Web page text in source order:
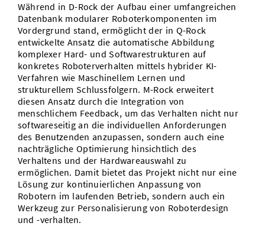
Während in D-Rock der Aufbau einer umfangreichen
Datenbank modularer Roboterkomponenten im
Vordergrund stand, ermöglicht der in Q-Rock
entwickelte Ansatz die automatische Abbildung
komplexer Hard- und Softwarestrukturen auf
konkretes Roboterverhalten mittels hybrider KI-
Verfahren wie Maschinellem Lernen und
strukturellem Schlussfolgern. M-Rock erweitert
diesen Ansatz durch die Integration von
menschlichem Feedback, um das Verhalten nicht nur
softwareseitig an die individuellen Anforderungen
des Benutzenden anzupassen, sondern auch eine
nachträgliche Optimierung hinsichtlich des
Verhaltens und der Hardwareauswahl zu
ermöglichen. Damit bietet das Projekt nicht nur eine
Lösung zur kontinuierlichen Anpassung von
Robotern im laufenden Betrieb, sondern auch ein
Werkzeug zur Personalisierung von Roboterdesign
und -verhalten.